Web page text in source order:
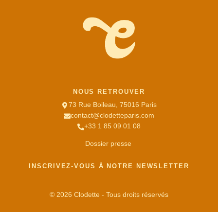
NOUS RETROUVER
73 Rue Boileau, 75016 Paris
contact@clodetteparis.com
+33 1 85 09 01 08
Dossier presse
INSCRIVEZ-VOUS À NOTRE NEWSLETTER
© 2026 Clodette - Tous droits réservés